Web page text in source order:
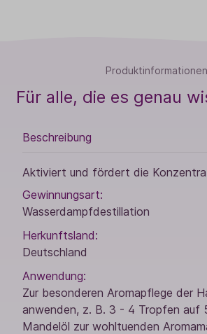
Produktinformationen
Für alle, die es genau
Beschreibung
Aktiviert und fördert die
Gewinnungsart:
Wasserdampfdestillation
Herkunftsland:
Deutschland
Anwendung:
Zur besonderen Aromapflege der
anwenden, z. B. 3 - 4 Tropfen auf
Mandelöl zur wohltuenden